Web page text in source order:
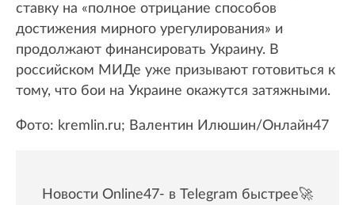
ставку на «полное отрицание способов
достижения мирного урегулирования» и
продолжают финансировать Украину. В
российском МИДе уже призывают готовиться к
тому, что бои на Украине окажутся затяжными.
Фото: kremlin.ru; Валентин Илюшин/Онлайн47
Новости Online47- в Telegram быстрее🚀